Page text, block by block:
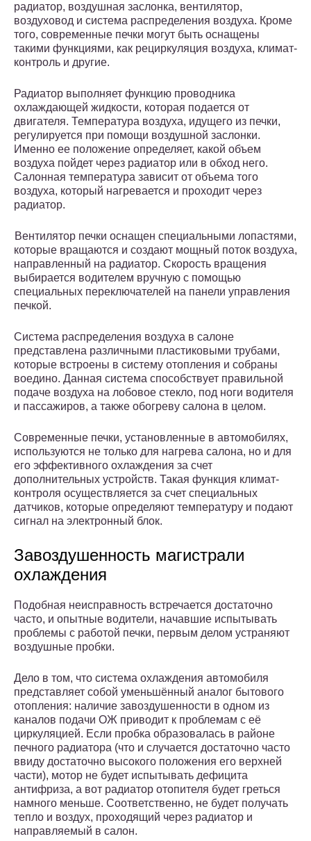
радиатор, воздушная заслонка, вентилятор,
воздуховод и система распределения воздуха. Кроме
того, современные печки могут быть оснащены
такими функциями, как рециркуляция воздуха, климат-
контроль и другие.
Радиатор выполняет функцию проводника
охлаждающей жидкости, которая подается от
двигателя. Температура воздуха, идущего из печки,
регулируется при помощи воздушной заслонки.
Именно ее положение определяет, какой объем
воздуха пойдет через радиатор или в обход него.
Салонная температура зависит от объема того
воздуха, который нагревается и проходит через
радиатор.
Вентилятор печки оснащен специальными лопастями,
которые вращаются и создают мощный поток воздуха,
направленный на радиатор. Скорость вращения
выбирается водителем вручную с помощью
специальных переключателей на панели управления
печкой.
Система распределения воздуха в салоне
представлена различными пластиковыми трубами,
которые встроены в систему отопления и собраны
воедино. Данная система способствует правильной
подаче воздуха на лобовое стекло, под ноги водителя
и пассажиров, а также обогреву салона в целом.
Современные печки, установленные в автомобилях,
используются не только для нагрева салона, но и для
его эффективного охлаждения за счет
дополнительных устройств. Такая функция климат-
контроля осуществляется за счет специальных
датчиков, которые определяют температуру и подают
сигнал на электронный блок.
Завоздушенность магистрали
охлаждения
Подобная неисправность встречается достаточно
часто, и опытные водители, начавшие испытывать
проблемы с работой печки, первым делом устраняют
воздушные пробки.
Дело в том, что система охлаждения автомобиля
представляет собой уменьшённый аналог бытового
отопления: наличие завоздушенности в одном из
каналов подачи ОЖ приводит к проблемам с её
циркуляцией. Если пробка образовалась в районе
печного радиатора (что и случается достаточно часто
ввиду достаточно высокого положения его верхней
части), мотор не будет испытывать дефицита
антифриза, а вот радиатор отопителя будет греться
намного меньше. Соответственно, не будет получать
тепло и воздух, проходящий через радиатор и
направляемый в салон.